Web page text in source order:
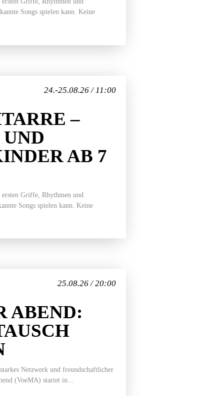
Songs spielen kann. Keine
24.-25.08.26 / 11:00
–
AB 7
Griffe, Rhythmen und
Songs spielen kann. Keine
25.08.26 / 20:00
ABEND:
Netzwerk und freundschaftlicher
(VoeMA) startet in...